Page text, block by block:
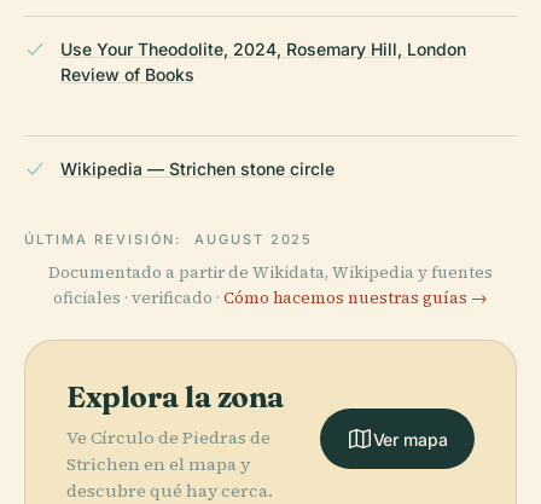
Use Your Theodolite, 2024, Rosemary Hill, London
Review of Books
Wikipedia — Strichen stone circle
ÚLTIMA REVISIÓN: AUGUST 2025
Documentado a partir de Wikidata, Wikipedia y fuentes
oficiales · verificado · Cómo hacemos nuestras guías →
Explora la zona
Ve Círculo de Piedras de
Strichen en el mapa y
descubre qué hay cerca.
Ver mapa